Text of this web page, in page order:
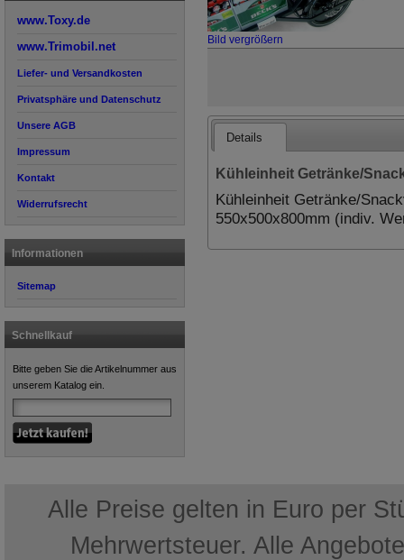
www.Toxy.de
www.Trimobil.net
Liefer- und Versandkosten
Privatsphäre und Datenschutz
Unsere AGB
Impressum
Kontakt
Widerrufsrecht
Informationen
Sitemap
Schnellkauf
Bitte geben Sie die Artikelnummer aus
unserem Katalog ein.
Bild vergrößern
Details
Kühleinheit Getränke/
Kühleinheit Getränke/
550x500x800mm (indiv.
Alle Preise gelten in Euro per
Mehrwertsteuer. Alle